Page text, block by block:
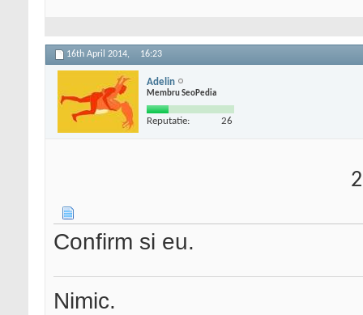
16th April 2014, 16:23
Adelin
Membru SeoPedia
Reputatie: 26
Confirm si eu.
Nimic.